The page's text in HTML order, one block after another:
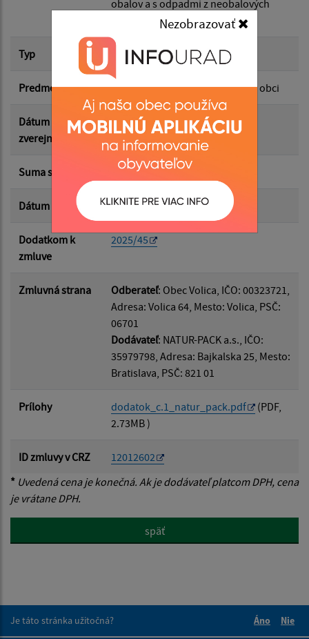
Nezobrazovať
Suma od:
Suma do:
obalov a s odpadmi z neobalových
Typ Dodatok k zmluve
Predmet Popis systém tiedeného zberu v obci
Dátum
zverejnenia
19.02.2026
Suma s DPH* 0.00 €
Dátum uzavretia 19.02.2026
Dodatkom k
zmluve
2025/45
Zmluvná strana Odberateľ: Obec Volica, IČO: 00323721,
Adresa: Volica 64, Mesto: Volica, PSČ:
06701
Dodávateľ: NATUR-PACK a.s., IČO:
35979798, Adresa: Bajkalska 25, Mesto:
Bratislava, PSČ: 821 01
Prílohy dodatok_c.1_natur_pack.pdf
(PDF,
2.73MB )
ID zmluvy v CRZ
12012602
* Uvedená cena je konečná. Ak je dodávateľ platcom DPH, cena
je vrátane DPH.
späť
Je táto stránka užitočná?
Áno
Nie